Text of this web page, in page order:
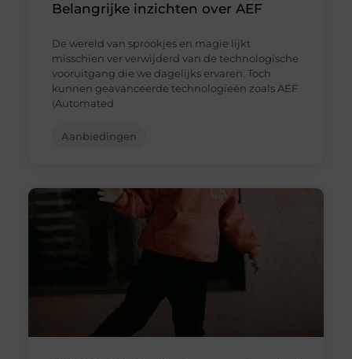
Belangrijke inzichten over AEF
De wereld van sprookjes en magie lijkt
misschien ver verwijderd van de technologische
vooruitgang die we dagelijks ervaren. Toch
kunnen geavanceerde technologieën zoals AEF
(Automated
Aanbiedingen